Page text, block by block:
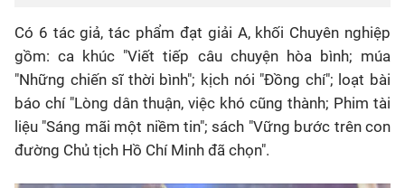
Có 6 tác giả, tác phẩm đạt giải A, khối Chuyên nghiệp
gồm: ca khúc "Viết tiếp câu chuyện hòa bình; múa
"Những chiến sĩ thời bình"; kịch nói "Đồng chí"; loạt bài
báo chí "Lòng dân thuận, việc khó cũng thành; Phim tài
liệu "Sáng mãi một niềm tin"; sách "Vững bước trên con
đường Chủ tịch Hồ Chí Minh đã chọn".